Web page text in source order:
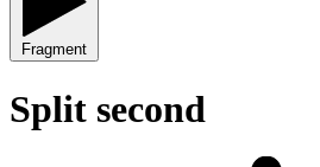
Fragment
Split second